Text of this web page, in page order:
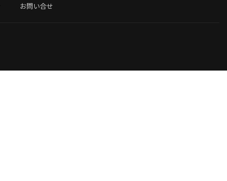
お問い合せ